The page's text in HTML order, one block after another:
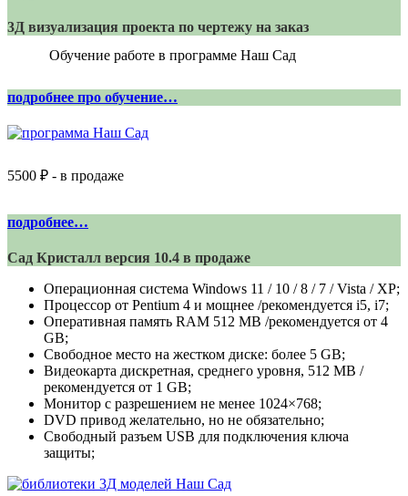
3Д визуализация проекта по чертежу на заказ
Обучение работе в программе Наш Сад
подробнее про обучение…
5500 ₽ - в продаже
подробнее…
Сад Кристалл версия 10.4 в продаже
Операционная система Windows 11 / 10 / 8 / 7 / Vista / XP;
Процессор от Pentium 4 и мощнее /рекомендуется i5, i7;
Оперативная память RAM 512 MB /рекомендуется от 4
GB;
Свободное место на жестком диске: более 5 GB;
Видеокарта дискретная, среднего уровня, 512 МB /
рекомендуется от 1 GB;
Монитор с разрешением не менее 1024×768;
DVD привод желательно, но не обязательно;
Свободный разъем USB для подключения ключа
защиты;